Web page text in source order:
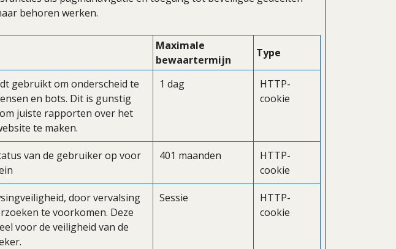
behoren werken.
Maximale
bewaartermijn
Type
gebruikt om onderscheid te
en bots. Dit is gunstig
juiste rapporten over het
te maken.
1 dag
HTTP-
cookie
van de gebruiker op voor
401 maanden
HTTP-
cookie
door vervalsing
te voorkomen. Deze
voor de veiligheid van de
Sessie
HTTP-
cookie